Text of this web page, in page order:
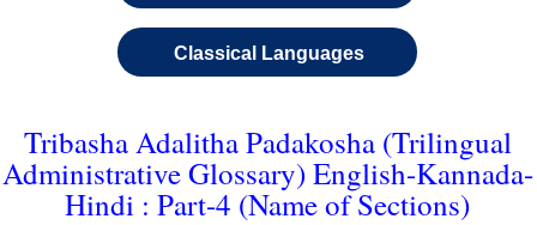
Classical Languages
Tribasha Adalitha Padakosha (Trilingual
Administrative Glossary) English-Kannada-
Hindi : Part-4 (Name of Sections)